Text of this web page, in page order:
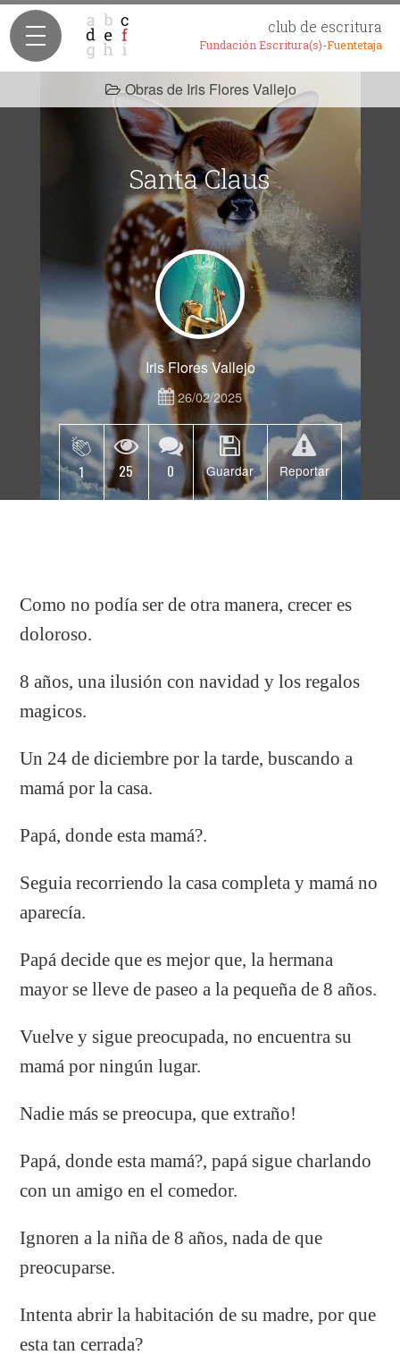
club de escritura
Fundación Escritura(s)-Fuentetaja
Obras de Iris Flores Vallejo
Santa Claus
Iris Flores Vallejo
26/02/2025
1 25 0 Guardar Reportar
Como no podía ser de otra manera, crecer es
doloroso.
8 años, una ilusión con navidad y los regalos
magicos.
Un 24 de diciembre por la tarde, buscando a
mamá por la casa.
Papá, donde esta mamá?.
Seguia recorriendo la casa completa y mamá no
aparecía.
Papá decide que es mejor que, la hermana
mayor se lleve de paseo a la pequeña de 8 años.
Vuelve y sigue preocupada, no encuentra su
mamá por ningún lugar.
Nadie más se preocupa, que extraño!
Papá, donde esta mamá?, papá sigue charlando
con un amigo en el comedor.
Ignoren a la niña de 8 años, nada de que
preocuparse.
Intenta abrir la habitación de su madre, por que
esta tan cerrada?